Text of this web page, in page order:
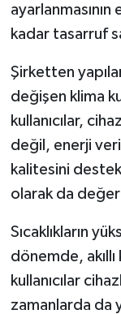
kadar tasarruf
Şirketten
değişen klima
kullanıcılar,
değil, enerji
kalitesini
olarak da
Sıcaklıkların
dönemde,
kullanıcılar
zamanlarda da